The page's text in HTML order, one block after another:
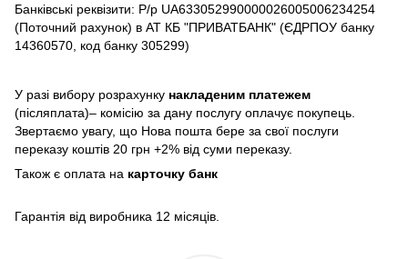
Банківські реквізити: Р/р UA633052990000026005006234254
(Поточний рахунок) в АТ КБ "ПРИВАТБАНК" (ЄДРПОУ банку
14360570, код банку 305299)
У разі вибору розрахунку накладеним платежем
(післяплата)– комісію за дану послугу оплачує покупець.
Звертаємо увагу, що Нова пошта бере за свої послуги
переказу коштів 20 грн +2% від суми переказу.
Також є оплата на карточку банк
Гарантія від виробника 12 місяців.